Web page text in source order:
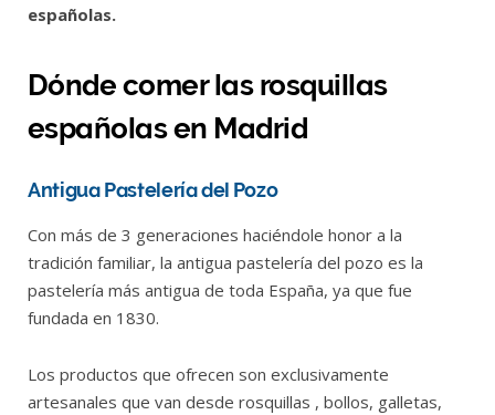
españolas.
Dónde comer las rosquillas
españolas en Madrid
Antigua Pastelería del Pozo
Con más de 3 generaciones haciéndole honor a la
tradición familiar, la antigua pastelería del pozo es la
pastelería más antigua de toda España, ya que fue
fundada en 1830.
Los productos que ofrecen son exclusivamente
artesanales que van desde rosquillas , bollos, galletas,